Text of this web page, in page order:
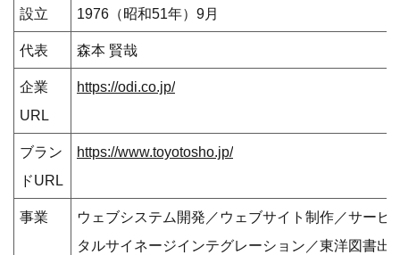
設立 1976（昭和51年）9月
代表 森本 賢哉
企業
URL
https://odi.co.jp/
ブラン
ドURL
https://www.toyotosho.jp/
事業
ウェブシステム開発／ウェブサイト制作／サー
タルサイネージインテグレーション／東洋図書出